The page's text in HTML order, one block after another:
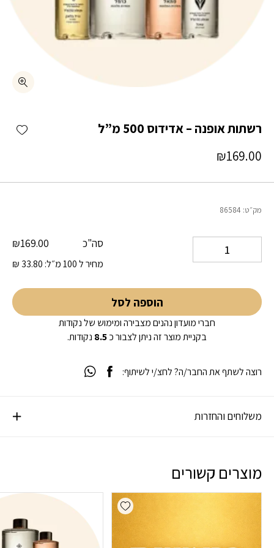
רשתות אופנה – אדידוס 500 מ”ל
₪169.00
מק״ט: 86584
סה"כ ₪169.00
מחיר ל 100 מ״ל: ₪ 33.80
הוספה לסל
חברי מועדון נהנים מצבירה ומימוש של נקודות
בקניית מוצר זה ניתן לצבור כ8.5 נקודות.
משלוחים והחזרות
רוצה לשתף את החבר/ה? לחצ/י לשיתוף:
מוצרים קשורים
Add wishlist